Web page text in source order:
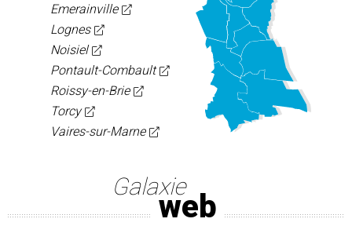
Emerainville
Lognes
Noisiel
Pontault-Combault
Roissy-en-Brie
Torcy
Vaires-sur-Marne
Galaxie
web